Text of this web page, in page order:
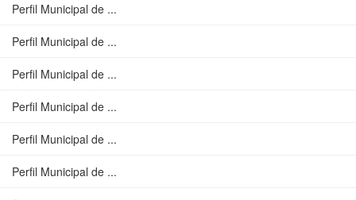
Perfil Municipal de ...
Perfil Municipal de ...
Perfil Municipal de ...
Perfil Municipal de ...
Perfil Municipal de ...
Perfil Municipal de ...